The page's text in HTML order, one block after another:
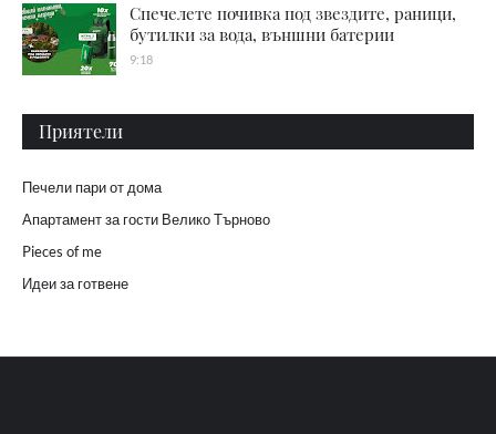
Спечелете почивка под звездите, раници,
бутилки за вода, външни батерии
9:18
Приятели
Печели пари от дома
Апартамент за гости Велико Търново
Pieces of me
Идеи за готвене